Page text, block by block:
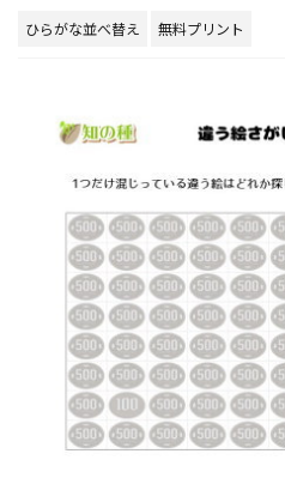
ひらがな並べ替え 無料プリント